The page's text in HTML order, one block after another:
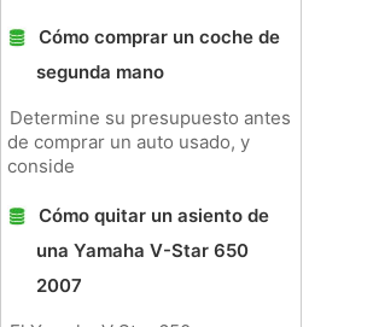
Cómo comprar un coche de
segunda mano
Determine su presupuesto antes
de comprar un auto usado, y
conside
Cómo quitar un asiento de
una Yamaha V-Star 650
2007